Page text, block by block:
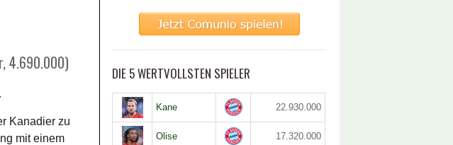
4.690.000)
Kanadier zu
mit einem
DIE 5 WERTVOLLSTEN SPIELER
Kane 22.930.000
Olise 17.320.000